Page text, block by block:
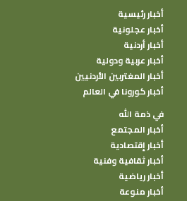
أخبار رئيسية
أخبار عجلونية
أخبار أردنية
أخبار عربية ودولية
أخبار المغتربين الأردنيين
أخبار كورونا في العالم
في ذمة الله
أخبار المجتمع
أخبار إقتصادية
أخبار ثقافية وفنية
أخبار رياضية
أخبار منوعة